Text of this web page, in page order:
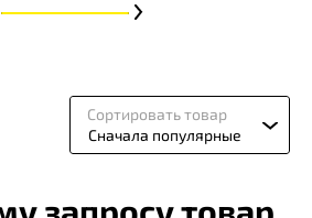
Сортировать товар
Сначала популярные